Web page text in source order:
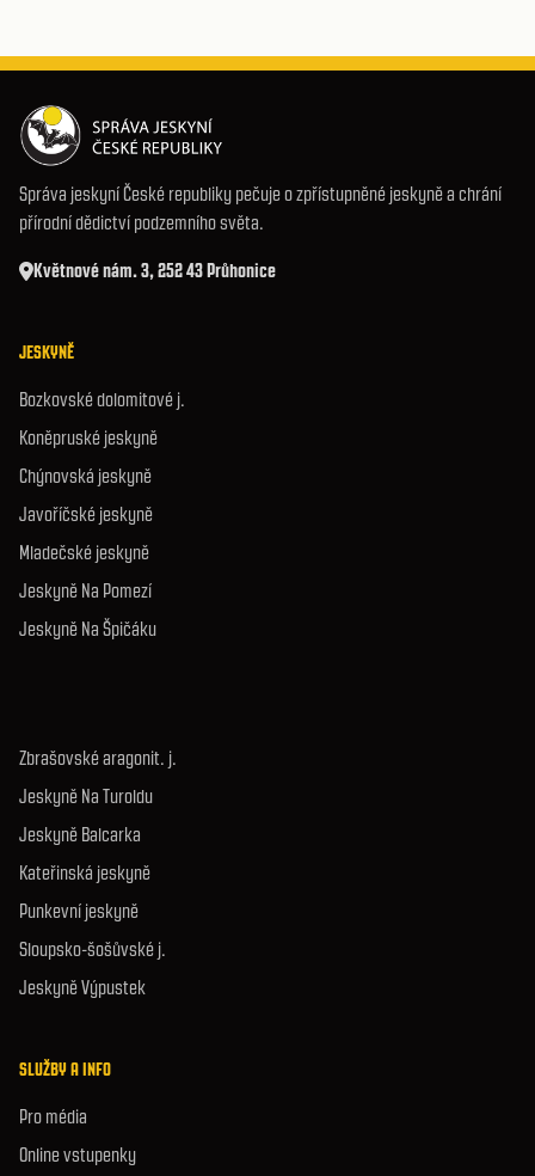
Správa jeskyní České republiky pečuje o zpřístupněné jeskyně a chrání
přírodní dědictví podzemního světa.
Květnové nám. 3, 252 43 Průhonice
JESKYNĚ
Bozkovské dolomitové j.
Koněpruské jeskyně
Chýnovská jeskyně
Javoříčské jeskyně
Mladečské jeskyně
Jeskyně Na Pomezí
Jeskyně Na Špičáku
Zbrašovské aragonit. j.
Jeskyně Na Turoldu
Jeskyně Balcarka
Kateřinská jeskyně
Punkevní jeskyně
Sloupsko-šošůvské j.
Jeskyně Výpustek
SLUŽBY A INFO
Pro média
Online vstupenky